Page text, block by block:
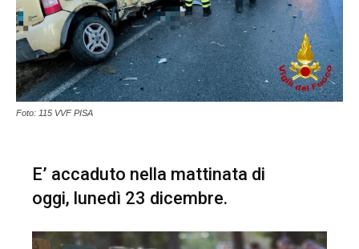
Foto: 115 VVF PISA
E’ accaduto nella mattinata di
oggi, lunedì 23 dicembre.